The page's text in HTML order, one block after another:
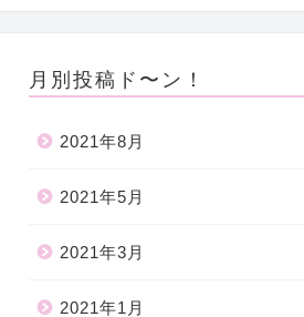
月別投稿ド〜ン！
2021年8月
2021年5月
2021年3月
2021年1月